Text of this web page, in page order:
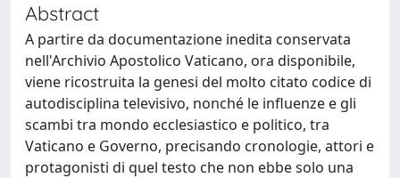
Abstract
A partire da documentazione inedita conservata
nell'Archivio Apostolico Vaticano, ora disponibile,
viene ricostruita la genesi del molto citato codice di
autodisciplina televisivo, nonché le influenze e gli
scambi tra mondo ecclesiastico e politico, tra
Vaticano e Governo, precisando cronologie, attori e
protagonisti di quel testo che non ebbe solo una